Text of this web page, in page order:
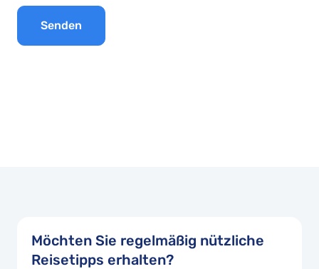
Senden
Möchten Sie regelmäßig nützliche
Reisetipps erhalten?